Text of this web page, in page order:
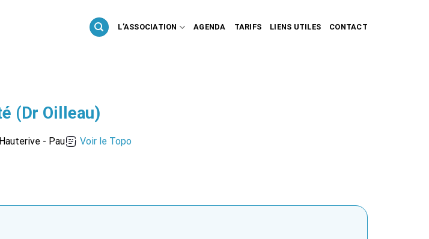
L’ASSOCIATION AGENDA TARIFS LIENS UTILES CONTACT
(Dr Oilleau)
- Pau Voir le Topo